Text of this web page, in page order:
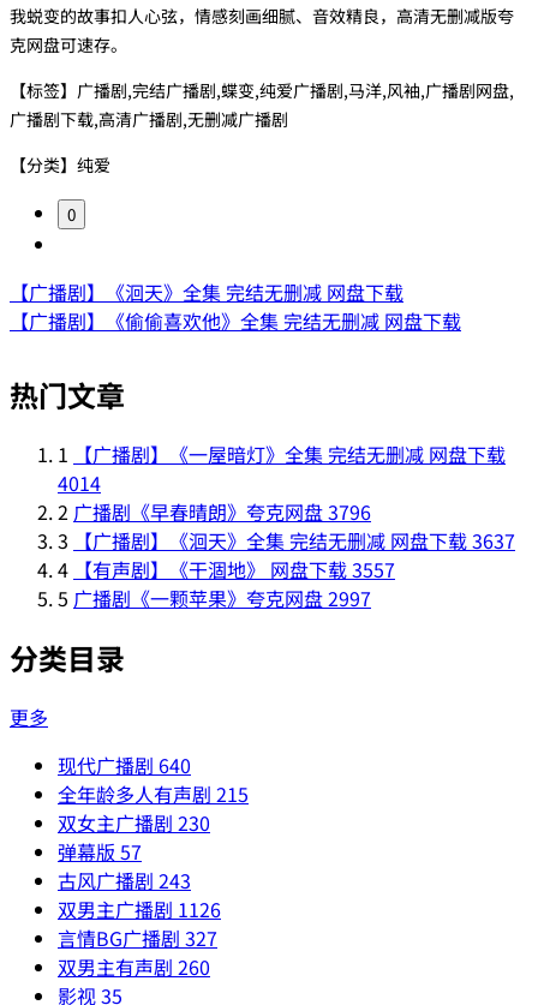
我蜕变的故事扣人心弦，情感刻画细腻、音效精良，高清无删减版夸
克网盘可速存。
【标签】广播剧,完结广播剧,蝶变,纯爱广播剧,马洋,风袖,广播剧网盘,
广播剧下载,高清广播剧,无删减广播剧
【分类】纯爱
0
【广播剧】《洄天》全集 完结无删减 网盘下载
【广播剧】《偷偷喜欢他》全集 完结无删减 网盘下载
热门文章
1
【广播剧】《一屋暗灯》全集 完结无删减 网盘下载
4014
2 广播剧《早春晴朗》夸克网盘3796
3
【广播剧】《洄天》全集 完结无删减 网盘下载3637
4 【有声剧】《干涸地》 网盘下载3557
5 广播剧《一颗苹果》夸克网盘2997
分类目录
更多
现代广播剧 640
全年龄多人有声剧 215
双女主广播剧 230
弹幕版 57
古风广播剧 243
双男主广播剧 1126
言情BG广播剧 327
双男主有声剧 260
影视35